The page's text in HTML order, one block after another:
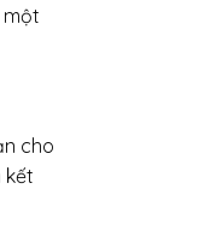
một
cho
kết